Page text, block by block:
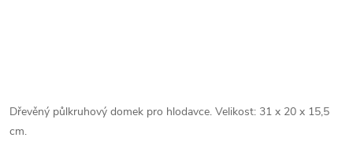
Dřevěný půlkruhový domek pro hlodavce. Velikost: 31 x 20 x 15,5
cm.